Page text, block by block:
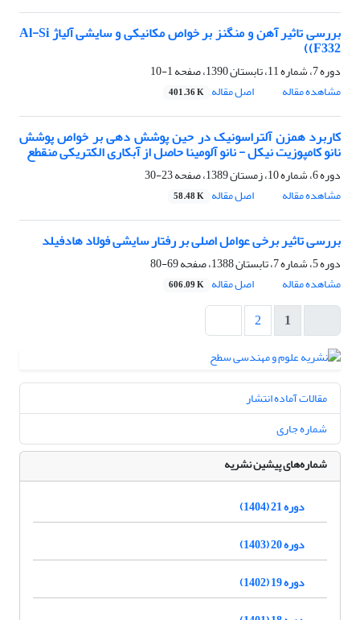
بررسی تاثیر آهن و منگنز بر خواص مکانیکی و سایشی آلیاژ Al-Si
((F332
دوره 7، شماره 11، تابستان 1390، صفحه
1-10
مشاهده مقاله
اصل مقاله 401.36 K
کاربرد همزن آلتراسونیک در حین پوشش دهی بر خواص پوشش
نانو کامپوزیت نیکل - نانو آلومینا حاصل از آبکاری الکتریکی منقطع
دوره 6، شماره 10، زمستان 1389، صفحه
23-30
مشاهده مقاله
اصل مقاله 58.48 K
بررسی تاثیر برخی عوامل اصلی بر رفتار سایشی فولاد هادفیلد
دوره 5، شماره 7، تابستان 1388، صفحه
69-80
مشاهده مقاله
اصل مقاله 606.09 K
1
2
مقالات آماده انتشار
شماره جاری
شماره‌های پیشین نشریه
دوره 21 (1404)
دوره 20 (1403)
دوره 19 (1402)